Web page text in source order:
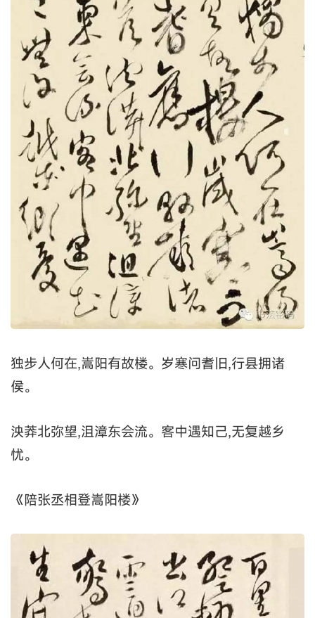
独步人何在,嵩阳有故楼。岁寒问耆旧,行县拥诸
侯。
泱莽北弥望,沮漳东会流。客中遇知己,无复越乡
忧。
《陪张丞相登嵩阳楼》